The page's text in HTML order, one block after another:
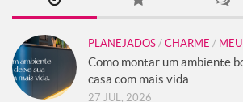
PLANEJADOS / CHARME /
Como montar um ambiente
casa com mais vida
27 JUL, 2026